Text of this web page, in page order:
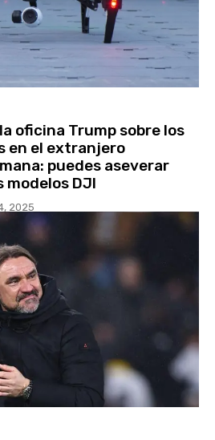
oficina Trump sobre los
en el extranjero
puedes aseverar
modelos DJI
2025